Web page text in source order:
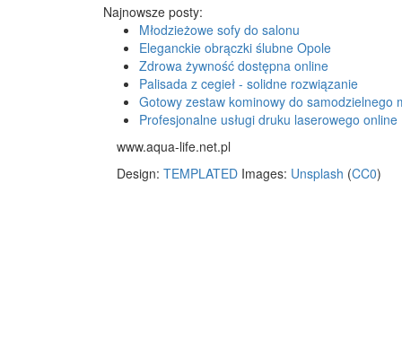
Najnowsze posty:
Młodzieżowe sofy do salonu
Eleganckie obrączki ślubne Opole
Zdrowa żywność dostępna online
Palisada z cegieł - solidne rozwiązanie
Gotowy zestaw kominowy do samodzielnego
Profesjonalne usługi druku laserowego online
www.aqua-life.net.pl
Design: TEMPLATED Images: Unsplash (CC0)